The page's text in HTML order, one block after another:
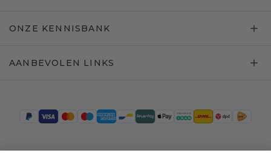
ONZE KENNISBANK
AANBEVOLEN LINKS